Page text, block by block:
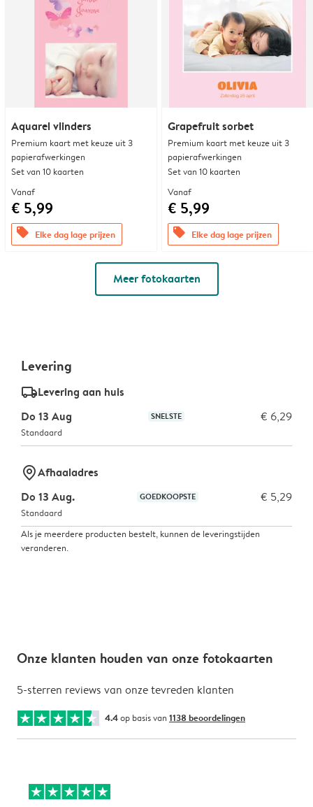
Aquarel vlinders
Premium kaart met keuze uit 3
papierafwerkingen
Set van 10 kaarten
Vanaf
€ 5,99
offers Elke dag lage prijzen
Grapefruit sorbet
Premium kaart met keuze uit 3
papierafwerkingen
Set van 10 kaarten
Vanaf
€ 5,99
offers Elke dag lage prijzen
Meer fotokaarten
Levering
delivery_standard_v2Levering aan huis
Do 13 Aug
SNELSTE € 6,29
Standaard
marker-pinAfhaaladres
Do 13 Aug.
GOEDKOOPSTE € 5,29
Standaard
Als je meerdere producten bestelt, kunnen de leveringstijden
veranderen.
Onze klanten houden van onze fotokaarten
5-sterren reviews van onze tevreden klanten
4.4op basis van 1138 beoordelingen